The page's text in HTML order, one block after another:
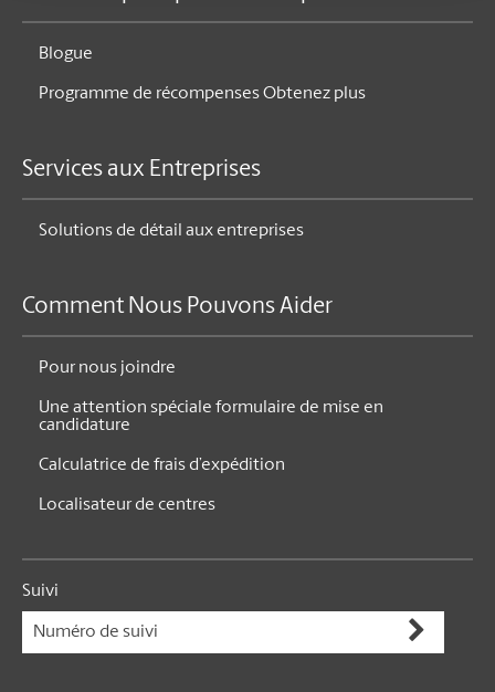
Blogue
Programme de récompenses Obtenez plus
Services aux Entreprises
Solutions de détail aux entreprises
Comment Nous Pouvons Aider
Pour nous joindre
Une attention spéciale formulaire de mise en
candidature
Calculatrice de frais d’expédition
Localisateur de centres
Suivi